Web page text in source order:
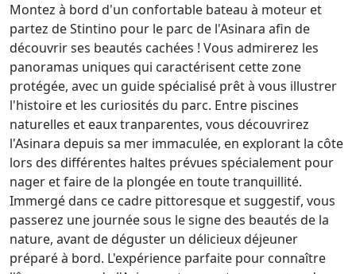
Montez à bord d'un confortable bateau à moteur et
partez de Stintino pour le parc de l'Asinara afin de
découvrir ses beautés cachées ! Vous admirerez les
panoramas uniques qui caractérisent cette zone
protégée, avec un guide spécialisé prêt à vous illustrer
l'histoire et les curiosités du parc. Entre piscines
naturelles et eaux tranparentes, vous découvrirez
l'Asinara depuis sa mer immaculée, en explorant la côte
lors des différentes haltes prévues spécialement pour
nager et faire de la plongée en toute tranquillité.
Immergé dans ce cadre pittoresque et suggestif, vous
passerez une journée sous le signe des beautés de la
nature, avant de déguster un délicieux déjeuner
préparé à bord. L'expérience parfaite pour connaître